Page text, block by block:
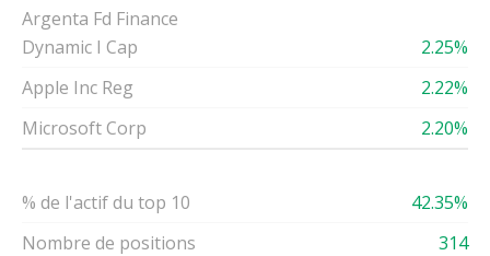
Argenta Fd Finance
Dynamic I Cap
2.25%
Apple Inc Reg
2.22%
Microsoft Corp
2.20%
% de l'actif du top 10
42.35%
Nombre de positions
314